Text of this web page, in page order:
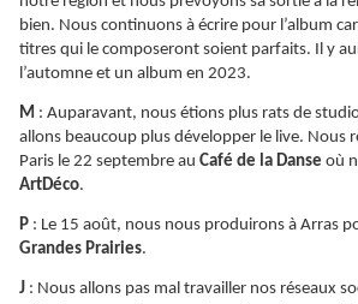
bien. Nous continuons à écrire pour l’album
titres qui le composeront soient parfaits. Il y
l’automne et un album en 2023.
M : Auparavant, nous étions plus rats de
allons beaucoup plus développer le live. Nous
Paris le 22 septembre au Café de la Danse où
ArtDéco.
P : Le 15 août, nous nous produirons à Arras
Grandes Prairies.
J : Nous allons pas mal travailler nos réseaux